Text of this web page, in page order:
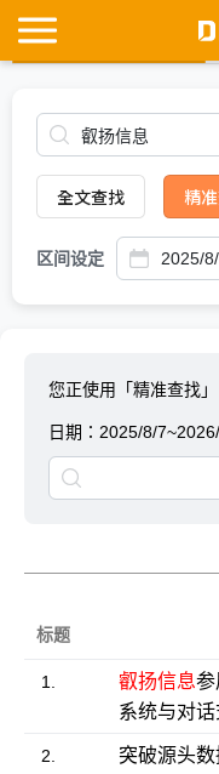
全文查找 精
区间设定
您正使用「精准查找」
日期： 2025/8/
标题
1. 叡扬信息
系统与对
2. 突破源头